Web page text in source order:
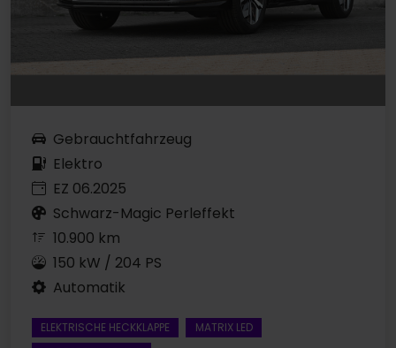
Gebrauchtfahrzeug
Elektro
EZ 06.2025
Schwarz-Magic Perleffekt
10.900 km
150 kW / 204 PS
Automatik
ELEKTRISCHE HECKKLAPPE
MATRIX LED